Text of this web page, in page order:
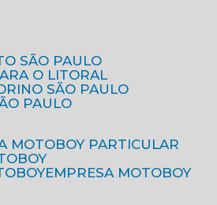
SÃO PAULO
O LITORAL
SÃO PAULO
PAULO
MOTOBOY PARTICULAR
EMPRESA MOTOBOY